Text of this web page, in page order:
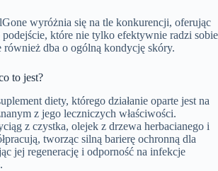
wyróżnia się na tle konkurencji, oferując
podejście, które nie tylko efektywnie radzi sobie
również dba o ogólną kondycję skóry.
to jest?
diety, którego działanie oparte jest na
z jego leczniczych właściwości.
z czystka, olejek z drzewa herbacianego i
tworząc silną barierę ochronną dla
jej regenerację i odporność na infekcje